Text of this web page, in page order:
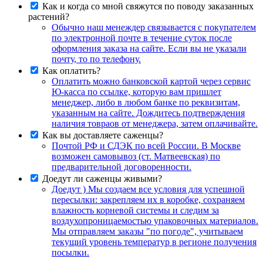
Как и когда со мной свяжутся по поводу заказанных
растений?
Обычно наш менеждер связывается с покупателем
по электронной почте в течение суток после
оформления заказа на сайте. Если вы не указали
почту, то по телефону.
Как оплатить?
Оплатить можно банковской картой через сервис
Ю-касса по ссылке, которую вам пришлет
менеджер, либо в любом банке по реквизитам,
указанным на сайте. Дождитесь подтверждения
наличия товраов от менеджера, затем оплачивайте.
Как вы доставляете саженцы?
Почтой РФ и СДЭК по всей России. В Москве
возможен самовывоз (ст. Матвеевская) по
предварительной договоренности.
Доедут ли саженцы живыми?
Доедут ) Мы создаем все условия для успешной
пересылки: закрепляем их в коробке, сохраняем
влажность корневой системы и следим за
воздухопроницаемостью упаковочных материалов.
Мы отправляем заказы "по погоде", учитываем
текущий уровень температур в регионе получения
посылки.